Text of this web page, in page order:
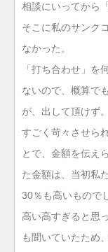
相談にいってから
そこに私のサンク
なかった。
「打ち合わせ」を
ないので、概算で
が、出して頂けず。
すごく苛々させら
とで、金額を伝え
た金額は、当初私
30％も高いもので
高い高すぎると思
も聞いていたため